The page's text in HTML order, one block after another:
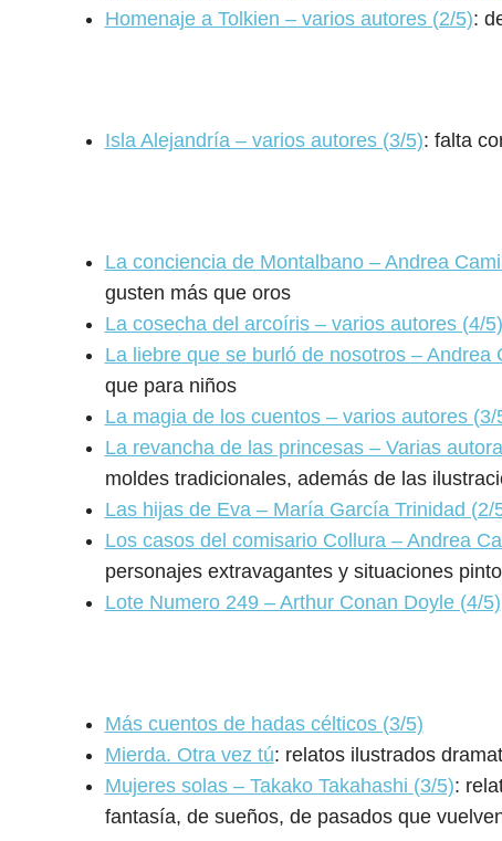
Homenaje a Tolkien – varios autores (2/5):
Isla Alejandría – varios autores (3/5): falta
La conciencia de Montalbano – Andrea
gusten más que oros
La cosecha del arcoíris – varios autores (4/5)
La liebre que se burló de nosotros – Andrea
que para niños
La magia de los cuentos – varios autores (3/
La revancha de las princesas – Varias
moldes tradicionales, además de las
Las hijas de Eva – María García Trinidad (2/
Los casos del comisario Collura – Andrea
personajes extravagantes y situaciones
Lote Numero 249 – Arthur Conan Doyle (4/5)
Más cuentos de hadas célticos (3/5)
Mierda. Otra vez tú: relatos ilustrados
Mujeres solas – Takako Takahashi (3/5):
fantasía, de sueños, de pasados que